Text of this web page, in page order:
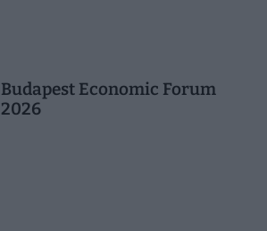
Budapest Economic Forum
2026